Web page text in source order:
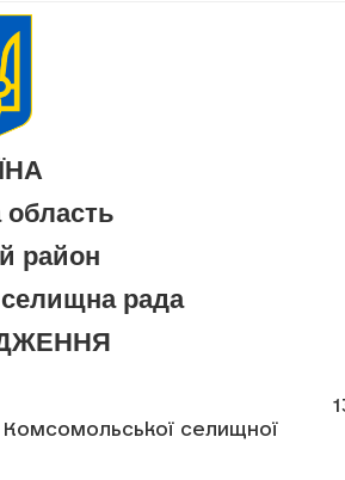
область
район
рада
Комсомольської селищної